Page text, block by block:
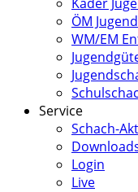
ÖM Jugend
WM/EM
Service
Schach-
Login
Live